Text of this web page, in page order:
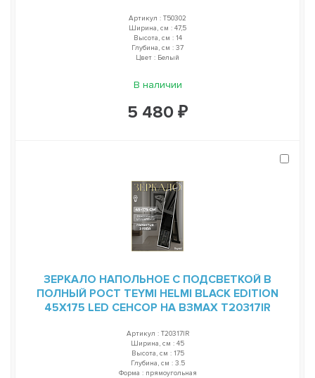
Артикул : T50302
Ширина, см : 47,5
Высота, см : 14
Глубина, см : 37
Цвет : Белый
В наличии
5 480 ₽
ЗЕРКАЛО НАПОЛЬНОЕ С ПОДСВЕТКОЙ В
ПОЛНЫЙ РОСТ TEYMI HELMI BLACK EDITION
45Х175 LED СЕНСОР НА ВЗМАХ T20317IR
Артикул : T20317IR
Ширина, см : 45
Высота, см : 175
Глубина, см : 3.5
Форма : прямоугольная